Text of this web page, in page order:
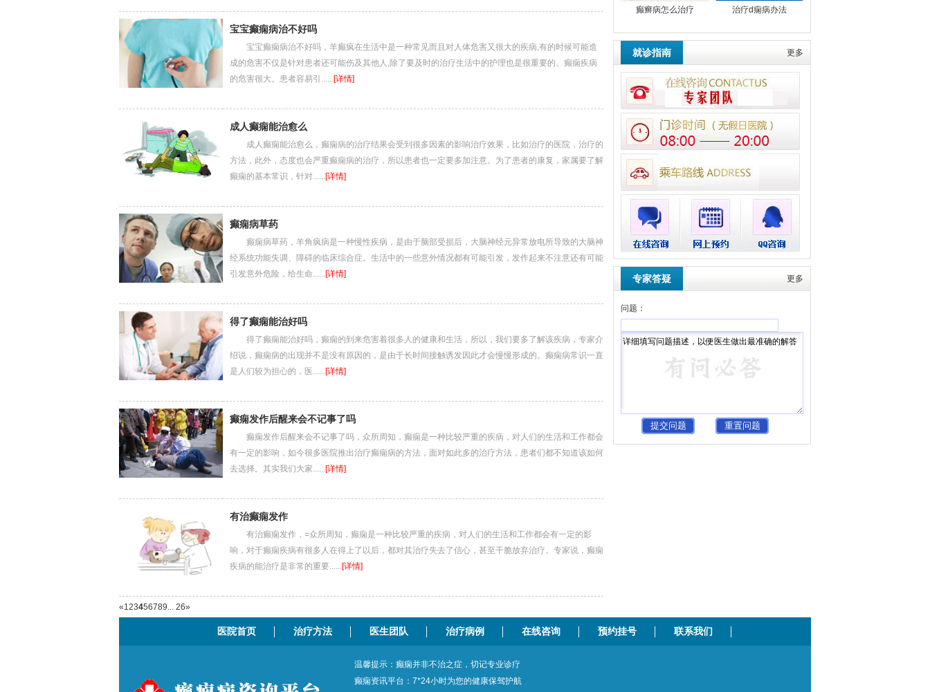
宝宝癫痫病治不好吗
宝宝癫痫病治不好吗，羊癫疯在生活中是一种常见而且对人体危害又很大的疾病,有的时候可能造
成的危害不仅是针对患者还可能伤及其他人,除了要及时的治疗生活中的护理也是很重要的。癫痫疾病
的危害很大。患者容易引......[详情]
成人癫痫能治愈么
成人癫痫能治愈么，癫痫病的治疗结果会受到很多因素的影响治疗效果，比如治疗的医院，治疗的
方法，此外，态度也会严重癫痫病的治疗，所以患者也一定要多加注意。为了患者的康复，家属要了解
癫痫的基本常识，针对......[详情]
癫痫病草药
癫痫病草药，羊角疯病是一种慢性疾病，是由于脑部受损后，大脑神经元异常放电所导致的大脑神
经系统功能失调、障碍的临床综合症。生活中的一些意外情况都有可能引发，发作起来不注意还有可能
引发意外危险，给生命......[详情]
得了癫痫能治好吗
得了癫痫能治好吗，癫痫的到来危害着很多人的健康和生活，所以，我们要多了解该疾病，专家介
绍说，癫痫病的出现并不是没有原因的，是由于长时间接触诱发因此才会慢慢形成的。癫痫病常识一直
是人们较为担心的，医......[详情]
癫痫发作后醒来会不记事了吗
癫痫发作后醒来会不记事了吗，众所周知，癫痫是一种比较严重的疾病，对人们的生活和工作都会
有一定的影响，如今很多医院推出治疗癫痫病的方法，面对如此多的治疗方法，患者们都不知道该如何
去选择。其实我们大家......[详情]
有治癫痫发作
有治癫痫发作，=众所周知，癫痫是一种比较严重的疾病，对人们的生活和工作都会有一定的影
响，对于癫痫疾病有很多人在得上了以后，都对其治疗失去了信心，甚至干脆放弃治疗。专家说，癫痫
疾病的能治疗是非常的重要......[详情]
«123456789... 26»
癫癣病怎么治疗 治疗d痫病办法
就诊指南 更多
专家答疑 更多
问题：
医院首页 治疗方法 医生团队 治疗病例 在线咨询 预约挂号 联系我们
温馨提示：癫痫并非不治之症，切记专业诊疗
癫痫资讯平台：7*24小时为您的健康保驾护航